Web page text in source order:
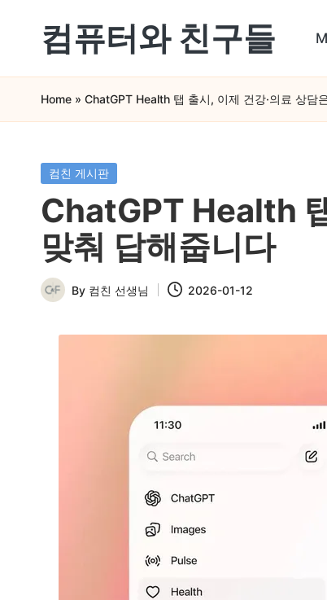
to
content
컴퓨터와 친구들
컴
퓨
와
스
마
트
폰
Home » ChatGPT Health 탭 출시, 이제 건강·의료 상담
Posted
컴친 게시판
ChatGPT Health
맞춰 답해줍니다
Posted
By 컴친 선생님 2026-01-12